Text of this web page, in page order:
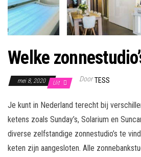
Welke
mei 8, 2020 Uit Door TESS
Je kunt in Nederland terecht bij
ketens zoals Sunday’s, Solarium en
diverse zelfstandige zonnestudio’s te
keten zijn aangesloten. Alle